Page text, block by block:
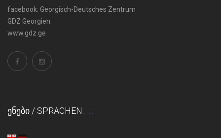
facebook: Georgisch-Deutsches Zentrum
GDZ Georgien
www.gdz.ge
ᲔᲜᲔᲑᲘ / SPRACHEN: